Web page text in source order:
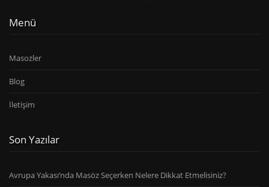
Menü
Masozler
Blog
İletişim
Son Yazılar
Avrupa Yakası’nda Masöz Seçerken Nelere Dikkat Etmelisiniz?